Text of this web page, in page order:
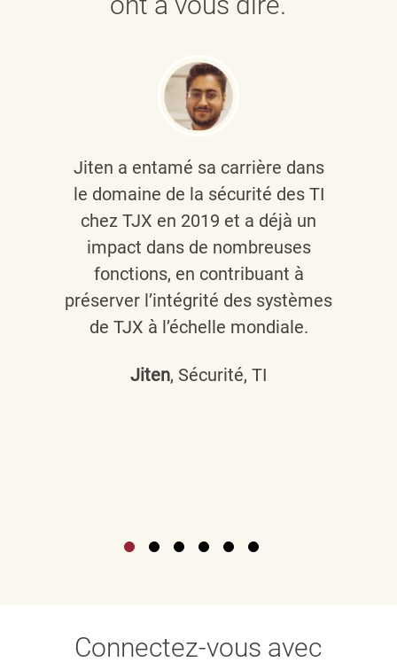
Jiten a entamé sa carrière dans
le domaine de la sécurité des TI
chez TJX en 2019 et a déjà un
impact dans de nombreuses
fonctions, en contribuant à
préserver l’intégrité des systèmes
de TJX à l’échelle mondiale.
Jiten, Sécurité, TI
Connectez-vous avec